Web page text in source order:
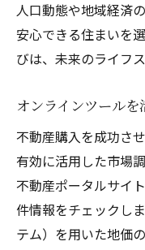
人口動態や地域経済
安心できる住まいを
びは、未来のライフ
オンラインツール
不動産購入を成功さ
有効に活用した市場
不動産ポータルサイ
件情報をチェックし
テム）を用いた地価